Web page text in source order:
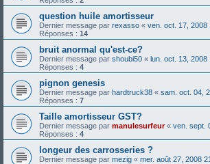
question huile amortisseur
Dernier message par rexasso « ven. oct. 17, 2008
Réponses : 14
bruit anormal qu'est-ce?
Dernier message par shoubi50 « lun. oct. 13, 2008
Réponses : 4
pignon genesis
Dernier message par hardtruck38 « sam. oct. 04,
Réponses : 7
Taille amortisseur GST?
Dernier message par manulesurfeur« ven. sept.
Réponses : 4
longeur des carrosseries ?
Dernier message par mezig « mer. août 27, 2008